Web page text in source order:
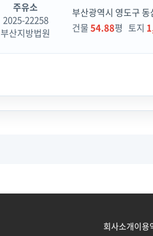
주유소
2025-22258
부산지방법원
부산광역시 영도구
건물54.88평 토지
회사소개이용